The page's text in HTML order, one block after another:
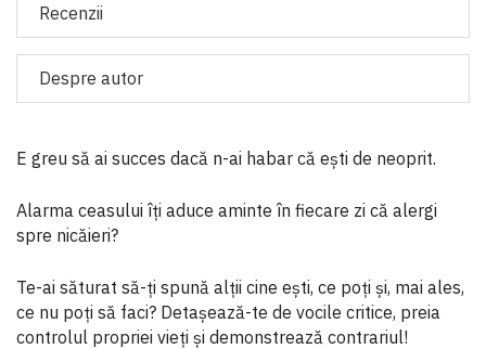
Recenzii
Despre autor
E greu să ai succes dacă n-ai habar că ești de neoprit.
Alarma ceasului îți aduce aminte în fiecare zi că alergi
spre nicăieri?
Te-ai săturat să-ți spună alții cine ești, ce poți și, mai ales,
ce nu poți să faci? Detașează-te de vocile critice, preia
controlul propriei vieți și demonstrează contrariul!